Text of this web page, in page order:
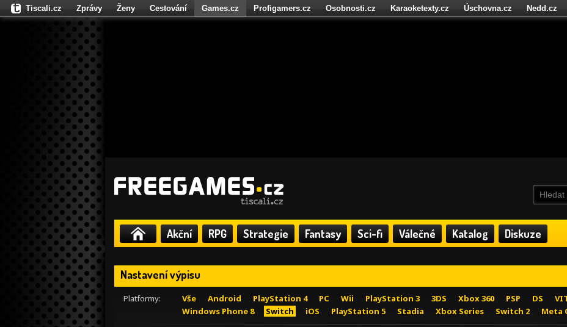
Akční RPG Strategie Fantasy Sci-fi Válečné Katalog Diskuze
Nastavení výpisu
Platformy: Vše Android PlayStation 4 PC Wii PlayStation 3 3DS Xbox 360 PSP DS
Windows Phone 8
Switch iOS PlayStation 5 Stadia Xbox Series Switch 2 Meta
Tiscali.cz Zprávy Ženy Cestování Games.cz Profigamers.cz Osobnosti.cz Karaoketexty.cz Úschovna.cz
Nedd.cz
Fights.cz